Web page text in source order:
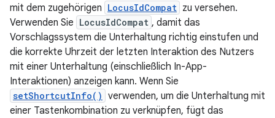
mit dem zugehörigen LocusIdCompat zu versehen.
Verwenden Sie LocusIdCompat , damit das
Vorschlagssystem die Unterhaltung richtig einstufen und
die korrekte Uhrzeit der letzten Interaktion des Nutzers
mit einer Unterhaltung (einschließlich In-App-
Interaktionen) anzeigen kann. Wenn Sie
setShortcutInfo() verwenden, um die Unterhaltung mit
einer Tastenkombination zu verknüpfen, fügt das